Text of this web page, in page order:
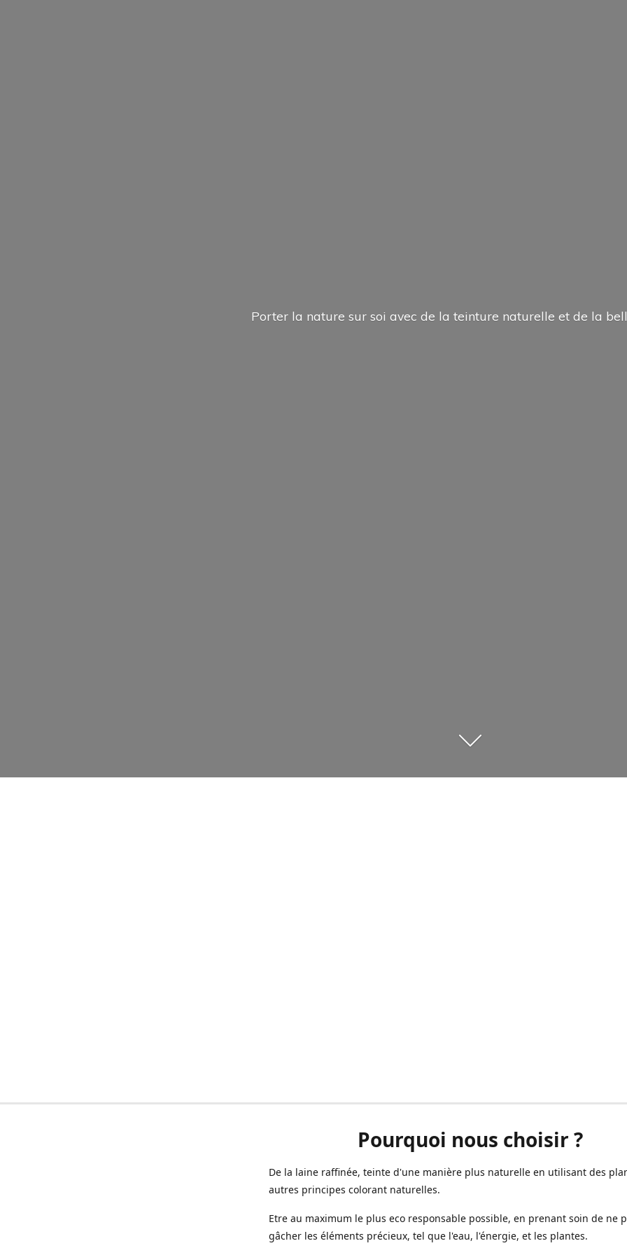
Porter la nature sur soi avec de la teinture naturelle et de la
Pourquoi nous choisir ?
De la laine raffinée, teinte d'une manière plus naturelle en utilisant des
autres principes colorant naturelles.
Etre au maximum le plus eco responsable possible, en prenant soin de ne
gâcher les éléments précieux, tel que l'eau, l'énergie, et les plantes.